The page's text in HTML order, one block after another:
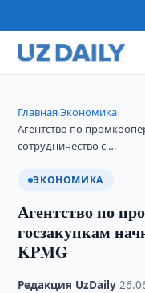
Главная›Экономика›
Агентство по
сотрудничество с …
ЭКОНОМИКА
Агентство по
госзакупкам
KPMG
Редакция UzDaily ·